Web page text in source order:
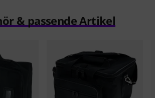
& passende Artikel